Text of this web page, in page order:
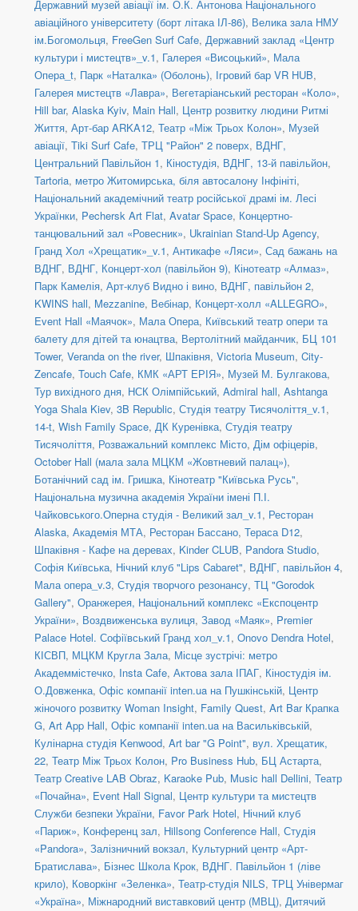
Державний музей авіації ім. О.К. Антонова Національного
авіаційного університету (борт літака ІЛ-86), Велика зала НМУ
ім.Богомольця, FreeGen Surf Cafe, Державний заклад «Центр
культури і мистецтв»_v.1, Галерея «Висоцький», Мала
Опера_t, Парк «Наталка» (Оболонь), Ігровий бар VR HUB,
Галерея мистецтв «Лавра», Вегетаріанський ресторан «Коло»,
Hill bar, Alaska Kyiv, Main Hall, Центр розвитку людини Ритмі
Життя, Арт-бар ARKA12, Театр «Між Трьох Колон», Музей
авіації, Tiki Surf Cafe, ТРЦ "Район" 2 поверх, ВДНГ,
Центральний Павільйон 1, Кіностудія, ВДНГ, 13-й павільйон,
Tartoria, метро Житомирська, біля автосалону Інфініті,
Національний академічний театр російської драмі ім. Лесі
Українки, Pechersk Art Flat, Avatar Space, Концертно-
танцювальний зал «Ровесник», Ukrainian Stand-Up Agency,
Гранд Хол «Хрещатик»_v.1, Антикафе «Ляси», Сад бажань на
ВДНГ, ВДНГ, Концерт-хол (павільйон 9), Кінотеатр «Алмаз»,
Парк Камелія, Арт-клуб Видно і вино, ВДНГ, павільйон 2,
KWINS hall, Mezzanine, Вебінар, Концерт-холл «ALLEGRO»,
Event Hall «Маячок», Мала Опера, Київський театр опери та
балету для дітей та юнацтва, Вертолітний майданчик, БЦ 101
Tower, Veranda on the river, Шпаківня, Victoria Museum, City-
Zencafe, Touch Cafe, КМК «АРТ ЕРІЯ», Музей М. Булгакова,
Тур вихідного дня, НСК Олімпійський, Admiral hall, Ashtanga
Yoga Shala Kiev, 3B Republic, Студія театру Тисячоліття_v.1,
14-t, Wish Family Space, ДК Куренівка, Студія театру
Тисячоліття, Розважальний комплекс Місто, Дім офіцерів,
October Hall (мала зала МЦКМ «Жовтневий палац»),
Ботанічний сад ім. Гришка, Кінотеатр "Київська Русь",
Національна музична академія України імені П.І.
Чайковського.Оперна студія - Великий зал_v.1, Ресторан
Alaska, Академія МТА, Ресторан Бассано, Тераса D12,
Шпаківня - Кафе на деревах, Kinder CLUB, Pandora Studio,
Софія Київська, Нічний клуб "Lips Cabaret", ВДНГ, павільйон 4,
Мала опера_v.3, Студія творчого резонансу, ТЦ "Gorodok
Gallery", Оранжерея, Національний комплекс «Експоцентр
України», Воздвиженська вулиця, Завод «Маяк», Premier
Palace Hotel. Софіївський Гранд хол_v.1, Onovo Dendra Hotel,
КІСВП, МЦКМ Кругла Зала, Місце зустрічі: метро
Академмістечко, Insta Cafe, Актова зала ІПАГ, Кіностудія ім.
О.Довженка, Офіс компанії inten.ua на Пушкінській, Центр
жіночого розвитку Woman Insight, Family Quest, Art Bar Крапка
G, Art App Hall, Офіс компанії inten.ua на Васильківській,
Кулінарна студія Kenwood, Art bar "G Point", вул. Хрещатик,
22, Театр Між Трьох Колон, Pro Business Hub, БЦ Астарта,
Театр Creative LAB Obraz, Karaoke Pub, Music hall Dellini, Театр
«Почайна», Event Hall Signal, Центр культури та мистецтв
Служби безпеки України, Favor Park Hotel, Нічний клуб
«Париж», Конференц зал, Hillsong Conference Hall, Студія
«Pandora», Залізничний вокзал, Культурний центр «Арт-
Братислава», Бізнес Школа Крок, ВДНГ. Павільйон 1 (ліве
крило), Коворкінг «Зеленка», Театр-студія NILS, ТРЦ Універмаг
«Україна», Міжнародний виставковий центр (МВЦ), Дитячий